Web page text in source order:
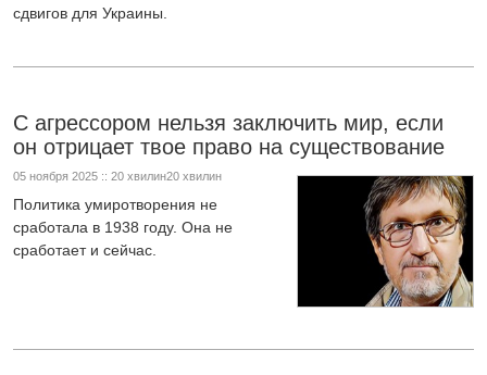
сдвигов для Украины.
С агрессором нельзя заключить мир, если
он отрицает твое право на существование
05 ноября 2025 :: 20 хвилин20 хвилин
Политика умиротворения не
сработала в 1938 году. Она не
сработает и сейчас.